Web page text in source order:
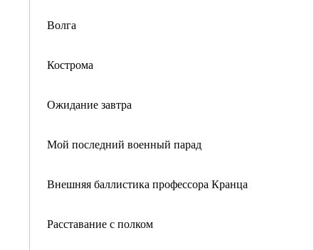
Волга
Кострома
Ожидание завтра
Мой последний военный парад
Внешняя баллистика профессора Кранца
Расставание с полком